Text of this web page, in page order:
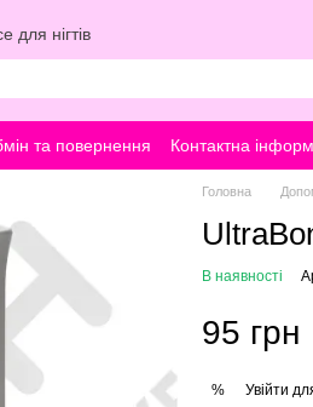
для нігтів
та повернення Контактна
Головна
В наявності
95 грн
% Увійти